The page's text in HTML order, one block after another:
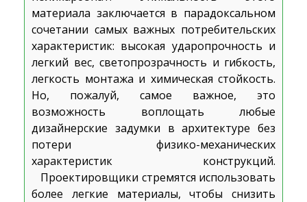
материала заключается в парадоксальном
сочетании самых важных потребительских
характеристик: высокая ударопрочность и
легкий вес, светопрозрачность и гибкость,
легкость монтажа и химическая стойкость.
Но, пожалуй, самое важное, это
возможность воплощать любые
дизайнерские задумки в архитектуре без
потери физико-механических
характеристик конструкций.
Проектировщики стремятся использовать
более легкие материалы, чтобы снизить